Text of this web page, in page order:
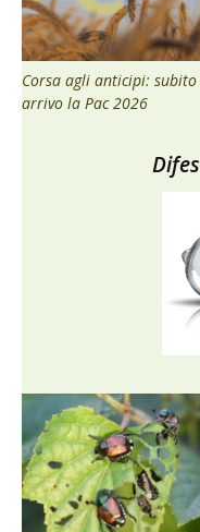
Corsa agli anticipi:
arrivo la Pac 2026